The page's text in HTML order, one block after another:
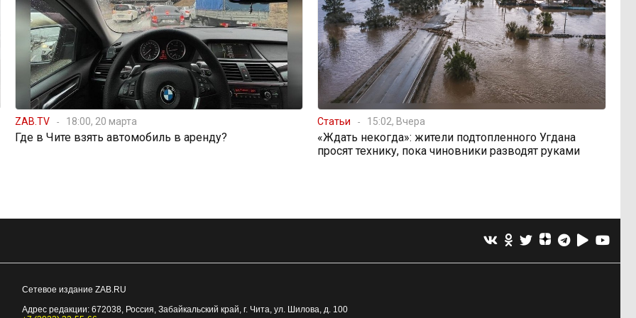
ZAB.TV 18:00, 20 марта
Где в Чите взять автомобиль в аренду?
Статьи 15:02, Вчера
«Ждать некогда»: жители подтопленного Угдана
просят технику, пока чиновники разводят руками
Сетевое издание ZAB.RU
Адрес редакции: 672038, Россия, Забайкальский край, г. Чита, ул. Шилова, д. 100